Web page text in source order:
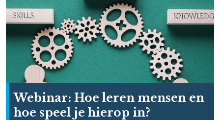
Webinar: Hoe leren mensen en
hoe speel je hierop in?